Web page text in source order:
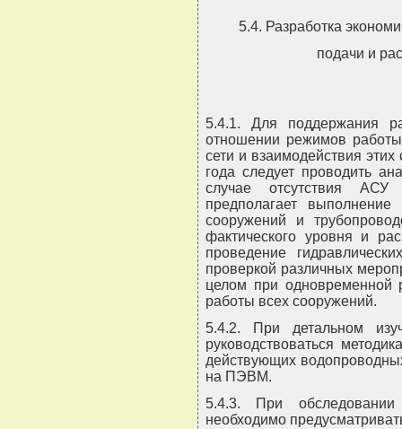
5.4. Разработка
подачи и
5.4.1. Для поддержания
отношении режимов
сети и взаимодействия
года следует проводить
случае отсутствия
предполагает выполнение
сооружений и
фактического уровня и
проведение
проверкой различных
целом при одновременной
работы всех сооружений.
5.4.2. При детальном
руководствоваться
действующих
на ПЭВМ.
5.4.3. При обследовании
необходимо